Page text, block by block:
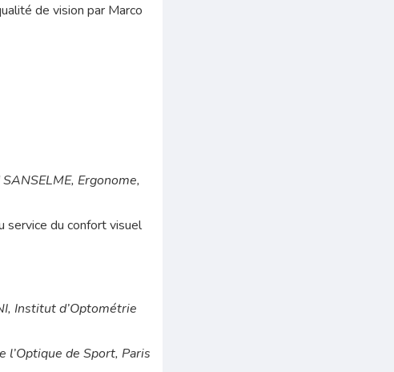
de vision par Marco
Ergonome,
service du confort visuel
Institut d’Optométrie
l’Optique de Sport, Paris